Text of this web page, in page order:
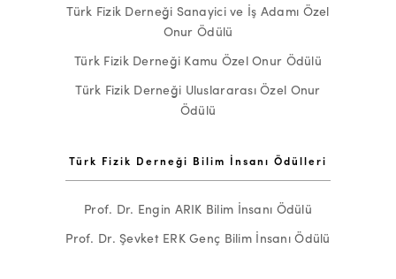
Türk Fizik Derneği Sanayici ve İş Adamı Özel
Onur Ödülü
Türk Fizik Derneği Kamu Özel Onur Ödülü
Türk Fizik Derneği Uluslararası Özel Onur
Ödülü
Türk Fizik Derneği Bilim İnsanı Ödülleri
Prof. Dr. Engin ARIK Bilim İnsanı Ödülü
Prof. Dr. Şevket ERK Genç Bilim İnsanı Ödülü